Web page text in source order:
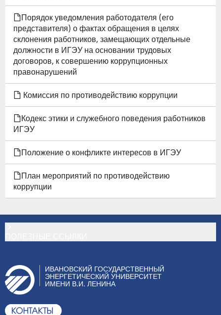
ХАРАКТЕРА
Порядок уведомления работодателя (его
представителя) о фактах обращения в целях
склонения работников, замещающих отдельные
должности в ИГЭУ на основании трудовых
договоров, к совершению коррупционных
правонарушений
Комиссия по противодействию коррупции
Кодекс этики и служебного поведения работников
ИГЭУ
Положение о конфликте интересов в ИГЭУ
План мероприятий по противодействию
коррупции
ИВАНОВСКИЙ ГОСУДАРСТВЕННЫЙ
ЭНЕРГЕТИЧЕСКИЙ УНИВЕРСИТЕТ
ИМЕНИ В.И. ЛЕНИНА